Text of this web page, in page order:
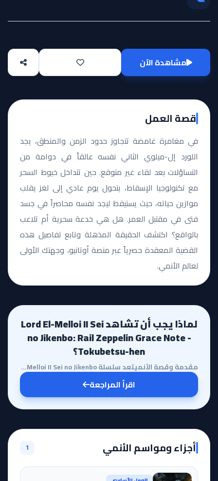
مشاهدة الآن
قصة العمل
في مغامرة غامضة تتجاوز حدود الزمن والمنطق، يجد
اللورد إل-ميلوي الثاني نفسه عالقاً في دوامة من
التساؤلات بعد لقاء غير متوقع. حين تتداخل خيوط السحر
مع تكنولوجيا الإسقاط، يتحول يوم عادي إلى لغز يقلب
موازين حياته، حيث يستيقظ ليجد نفسه محاصراً في جسد
فتى في مقتبل العمر. هل هي خدعة سحرية أم تلاعب
بالواقع؟ اكتشف الحقيقة المذهلة وتابع تفاصيل هذه
القضية المعقدة حصرياً عبر منصة أوتانيو، وجهتك الأولى
لعالم الأنمي.
لماذا يجب أن تشاهد Lord El-Melloi II Sei
no Jikenbo: Rail Zeppelin Grace Note -
Tokubetsu-hen؟
مقدمة وقصة الأنميتعد سلسلة Lord El-Melloi II Sei no Jikenbo واحدة من أكثر الأعمال عمقاً في عالم سلسل...
اقرأ المراجعة
أجزاء ومواسم الأنمي 1